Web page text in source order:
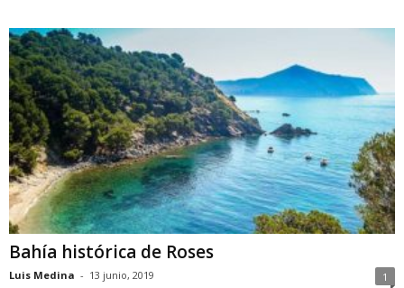
Bahía histórica de Roses
Luis Medina - 13 junio, 2019 1